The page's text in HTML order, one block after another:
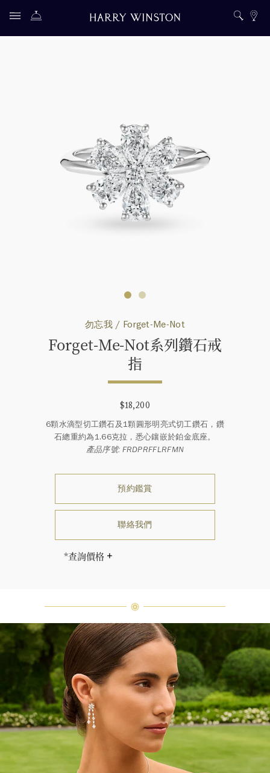
勿忘我 / Forget-Me-Not
Forget-Me-Not系列鑽石戒
指
$18,200
6顆水滴型切工鑽石及1顆圓形明亮式切工鑽石，鑽
石總重約為1.66克拉，悉心鑲嵌於鉑金底座。
產品序號: FRDPRFFLRFMN
預約鑑賞
聯絡我們
*查詢價格
石皆與眾不同而採用獨特鑲嵌方式，
重量和寶石的等級亦不盡相同。如有
疑問，敬請諮詢客戶服務。